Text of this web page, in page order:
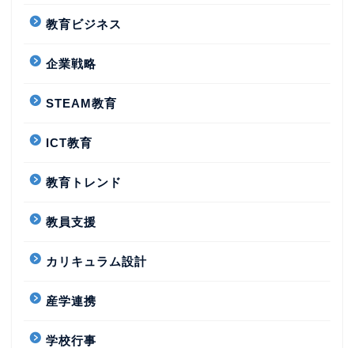
教育ビジネス
企業戦略
STEAM教育
ICT教育
教育トレンド
教員支援
カリキュラム設計
産学連携
学校行事